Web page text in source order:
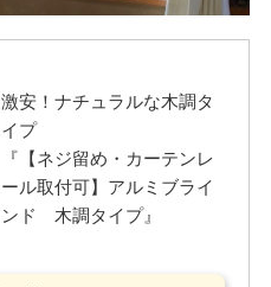
激安！ナチュラルな木調タ
イプ
『【ネジ留め・カーテンレ
ール取付可】アルミブライ
ンド 木調タイプ』